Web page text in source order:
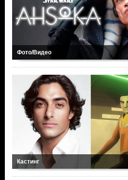
Фото/Видео
Кастинг